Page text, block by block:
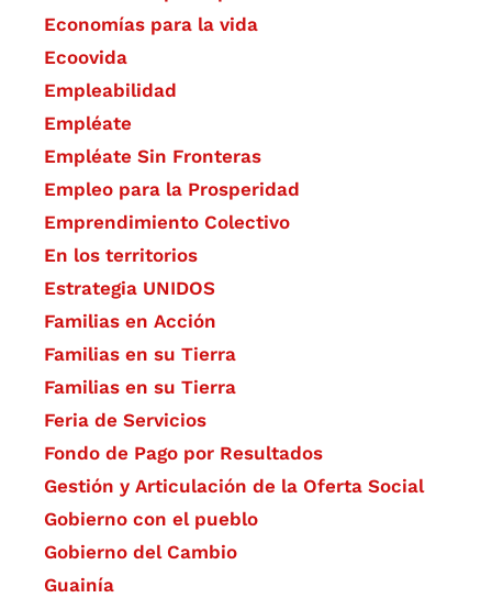
Economías para la vida
Ecoovida
Empleabilidad
Empléate
Empléate Sin Fronteras
Empleo para la Prosperidad
Emprendimiento Colectivo
En los territorios
Estrategia UNIDOS
Familias en Acción
Familias en su Tierra
Familias en su Tierra
Feria de Servicios
Fondo de Pago por Resultados
Gestión y Articulación de la Oferta Social
Gobierno con el pueblo
Gobierno del Cambio
Guainía